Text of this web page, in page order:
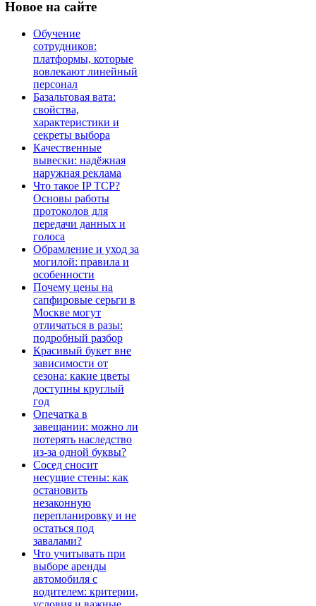
Новое на сайте
Обучение
сотрудников:
платформы, которые
вовлекают линейный
персонал
Базальтовая вата:
свойства,
характеристики и
секреты выбора
Качественные
вывески: надёжная
наружная реклама
Что такое IP TCP?
Основы работы
протоколов для
передачи данных и
голоса
Обрамление и уход за
могилой: правила и
особенности
Почему цены на
сапфировые серьги в
Москве могут
отличаться в разы:
подробный разбор
Красивый букет вне
зависимости от
сезона: какие цветы
доступны круглый
год
Опечатка в
завещании: можно ли
потерять наследство
из-за одной буквы?
Сосед сносит
несущие стены: как
остановить
незаконную
перепланировку и не
остаться под
завалами?
Что учитывать при
выборе аренды
автомобиля с
водителем: критерии,